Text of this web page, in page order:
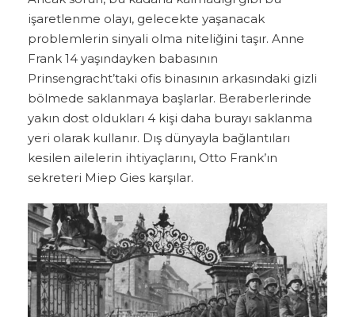
işaretlenme olayı, gelecekte yaşanacak
problemlerin sinyali olma niteliğini taşır. Anne
Frank 14 yaşındayken babasının
Prinsengracht’taki ofis binasının arkasındaki gizli
bölmede saklanmaya başlarlar. Beraberlerinde
yakın dost oldukları 4 kişi daha burayı saklanma
yeri olarak kullanır. Dış dünyayla bağlantıları
kesilen ailelerin ihtiyaçlarını, Otto Frank’ın
sekreteri Miep Gies karşılar.